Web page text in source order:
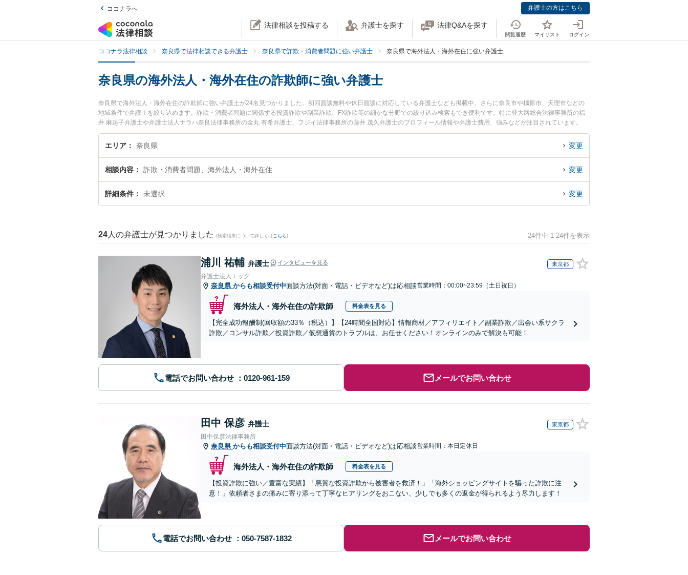
ココナラへ 弁護士の方はこちら
法律相談を投稿する 弁護士を探す 法律Q&Aを探す
閲覧履歴 マイリスト ログイン
ココナラ法律相談 奈良県で法律相談できる弁護士 奈良県で詐欺・消費者問題に強い弁護士 奈良県で海外法人・海外在住に強い弁護士
奈良県の海外法人・海外在住の詐欺師に強い弁護士
奈良県で海外法人・海外在住の詐欺師に強い弁護士が24名見つかりました。初回面談無料や休日面談に対応している弁護士なども掲載中。さらに奈良市や橿原市、天理市などの
地域条件で弁護士を絞り込めます。詐欺・消費者問題に関係する投資詐欺や副業詐欺、FX詐欺等の細かな分野での絞り込み検索もでき便利です。特に登大路総合法律事務所の福
井 麻起子弁護士や弁護士法人ナラハ奈良法律事務所の金丸 有希弁護士、フジイ法律事務所の藤井 茂久弁護士のプロフィール情報や弁護士費用、強みなどが注目されています。
『奈良県で土日や夜間に発生した海外法人・海外在住の詐欺師のトラブルを今すぐに弁護士に相談したい』『海外法人・海外在住の詐欺師のトラブル解決の実績豊富な近くの弁護
士を検索したい』『初回相談無料で海外法人・海外在住の詐欺師を法律相談できる奈良県内の弁護士に相談予約したい』などでお困りの相談者さんにおすすめです。
エリア 奈良県 変更
相談内容 詐欺・消費者問題、海外法人・海外在住 変更
詳細条件 未選択 変更
24 人の弁護士が見つかりました (検索結果について詳しくは こちら) 24件中 1-24件を表示
浦川 祐輔 弁護士 インタビューを見る 東京都
弁護士法人エッグ
奈良県 からも相談受付中面談方法(対面・電話・ビデオなど)は応相談営業時間：00:00~23:59（土日祝日）
海外法人・海外在住の詐欺師 料金表を見る
【完全成功報酬制(回収額の33％（税込）】【24時間全国対応】情報商材／アフィリエイト／副業詐欺／出会い系サクラ
詐欺／コンサル詐欺／投資詐欺／仮想通貨のトラブルは、お任せください！オンラインのみで解決も可能！
電話でお問い合わせ メールでお問い合わせ
田中 保彦 弁護士 東京都
田中保彦法律事務所
奈良県 からも相談受付中面談方法(対面・電話・ビデオなど)は応相談営業時間：本日定休日
海外法人・海外在住の詐欺師 料金表を見る
【投資詐欺に強い／豊富な実績】「悪質な投資詐欺から被害者を救済！」「海外ショッピングサイトを騙った詐欺に注
意！」依頼者さまの痛みに寄り添って丁寧なヒアリングをおこない、少しでも多くの返金が得られるよう尽力します！
電話でお問い合わせ メールでお問い合わせ